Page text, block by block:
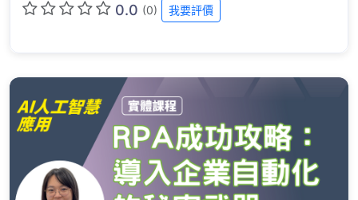
0.0 (0) 我要評價